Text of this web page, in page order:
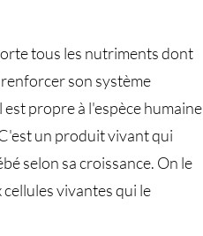
tous les nutriments dont
son système
propre à l'espèce humaine
un produit vivant qui
selon sa croissance. On le
vivantes qui le